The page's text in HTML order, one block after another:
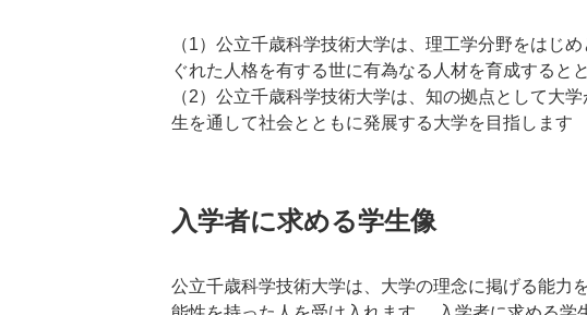
（1）公立千歳科学技術大学は、理工学分野をはじ
ぐれた人格を有する世に有為なる人材を育成すると
（2）公立千歳科学技術大学は、知の拠点として大
生を通して社会とともに発展する大学を目指します
入学者に求める学生像
公立千歳科学技術大学は、大学の理念に掲げる能力